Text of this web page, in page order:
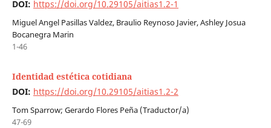
DOI: https://doi.org/10.29105/aitias1.2-1
Miguel Angel Pasillas Valdez, Braulio Reynoso Javier, Ashley Josua
Bocanegra Marin
1-46
Identidad estética cotidiana
DOI: https://doi.org/10.29105/aitias1.2-2
Tom Sparrow; Gerardo Flores Peña (Traductor/a)
47-69